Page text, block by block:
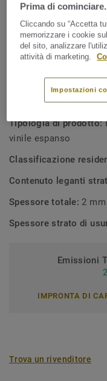
Spessore 2,0 mm
Riduzione acustica
Estremamente
SPECIFICHE TECNICHE
Tipologia di prodotto:
vinile espanso
Classificazione
Contenuto leganti
Spessore totale: 2 mm
Spessore strato di
Emissioni
IMPRONTA DI
Trova un rivenditore
Prima di
Cliccando su “Accetta
memorizzare i cookie
del sito, analizzare
attività di marketing.
Impostazioni